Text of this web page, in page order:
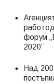
форум
2020”
Над